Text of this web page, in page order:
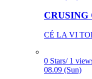
CÉ LA VI
0 Stars/ 1
08.09 (Sun)